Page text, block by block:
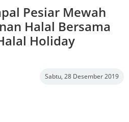
Pesiar Mewah
Halal Bersama
Holiday
Sabtu, 28 Desember 2019